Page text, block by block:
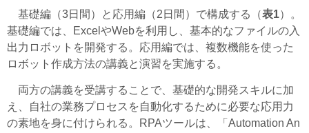
基礎編（3日間）と応用編（2日間）で構成する（表1）。
基礎編では、ExcelやWebを利用し、基本的なファイルの入
出力ロボットを開発する。応用編では、複数機能を使った
ロボット作成方法の講義と演習を実施する。
両方の講義を受講することで、基礎的な開発スキルに加
え、自社の業務プロセスを自動化するために必要な応用力
の素地を身に付けられる。RPAツールは、「Automation An